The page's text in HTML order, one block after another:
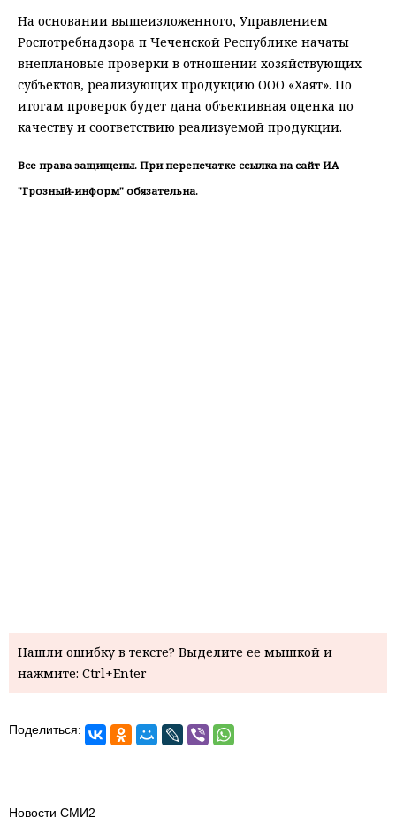
На основании вышеизложенного, Управлением
Роспотребнадзора п Чеченской Республике начаты
внеплановые проверки в отношении хозяйствующих
субъектов, реализующих продукцию ООО «Хаят». По
итогам проверок будет дана объективная оценка по
качеству и соответствию реализуемой продукции.
Все права защищены. При перепечатке ссылка на сайт ИА
"Грозный-информ" обязательна.
Нашли ошибку в тексте? Выделите ее мышкой и
нажмите: Ctrl+Enter
Поделиться:
Новости СМИ2